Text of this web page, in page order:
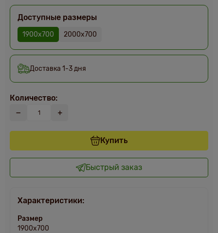
Доступные размеры
1900х700 2000х700
Доставка 1-3 дня
Количество:
Купить
Быстрый заказ
Характеристики:
Размер
1900х700